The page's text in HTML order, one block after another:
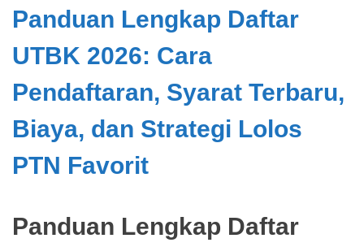
Panduan Lengkap Daftar
UTBK 2026: Cara
Pendaftaran, Syarat Terbaru,
Biaya, dan Strategi Lolos
PTN Favorit
Panduan Lengkap Daftar